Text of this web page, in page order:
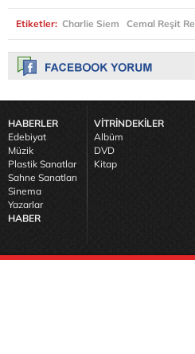
Etiketler: Charlie Siem Cemal Reşit Re
HABERLER
Edebiyat
Müzik
Plastik Sanatlar
Sahne Sanatları
Sinema
Yazarlar
HABER
VİTRİNDEKİLER
Albüm
DVD
Kitap